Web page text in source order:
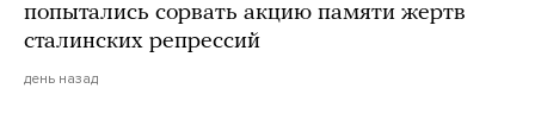
попытались сорвать акцию памяти жертв
сталинских репрессий
день назад